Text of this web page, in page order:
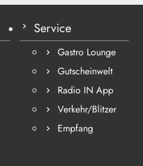
Service
Gastro Lounge
Gutscheinwelt
Radio IN App
Verkehr/Blitzer
Empfang